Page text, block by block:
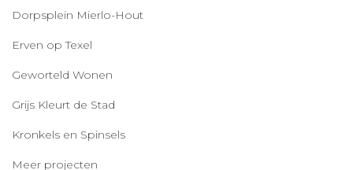
Dorpsplein Mierlo-Hout
Erven op Texel
Geworteld Wonen
Grijs Kleurt de Stad
Kronkels en Spinsels
Meer projecten